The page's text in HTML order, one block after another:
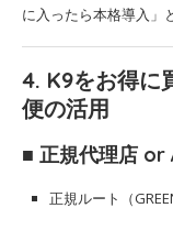
に入ったら本格導入」
4. K9をお得に
便の活用
■ 正規代理店 or
正規ルート（